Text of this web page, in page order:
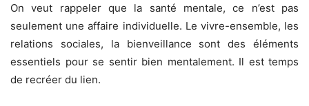
On veut rappeler que la santé mentale, ce n’est pas
seulement une affaire individuelle. Le vivre-ensemble, les
relations sociales, la bienveillance sont des éléments
essentiels pour se sentir bien mentalement. Il est temps
de recréer du lien.